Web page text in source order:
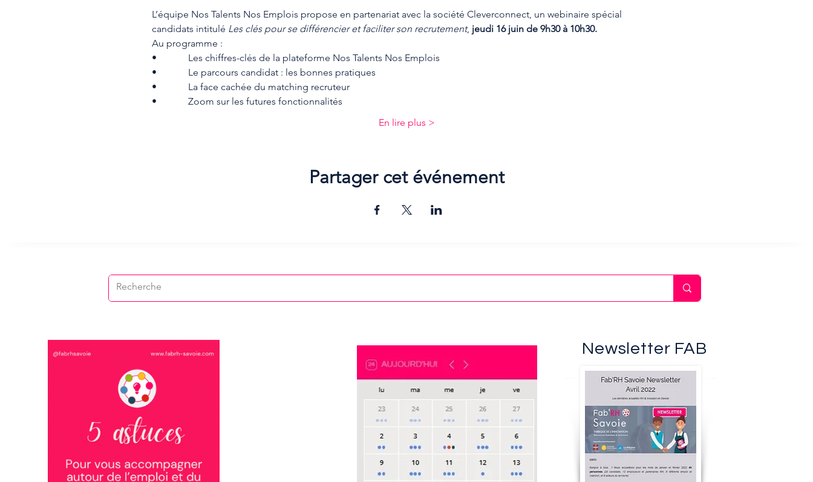
L’équipe Nos Talents Nos Emplois propose en partenariat avec la société Cleverconnect, un webinaire spécial
candidats intitulé Les clés pour se différencier et faciliter son recrutement, jeudi 16 juin de 9h30 à 10h30.
Au programme :
•             Les chiffres-clés de la plateforme Nos Talents Nos Emplois
•             Le parcours candidat : les bonnes pratiques
•             La face cachée du matching recruteur
•             Zoom sur les futures fonctionnalités
En lire plus >
Partager cet événement
Newsletter FAB